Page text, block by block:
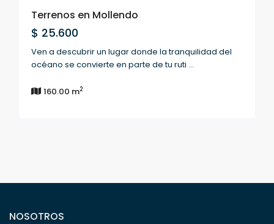
Terrenos en Mollendo
$ 25.600
Ven a descubrir un lugar donde la tranquilidad del
océano se convierte en parte de tu ruti ...
160.00 m2
NOSOTROS